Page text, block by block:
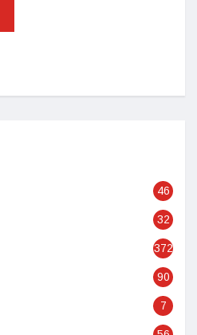
46
32
372
90
7